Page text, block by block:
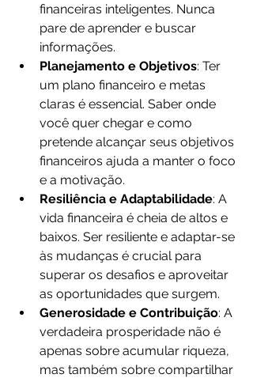
financeiras inteligentes. Nunca
pare de aprender e buscar
informações.
Planejamento e Objetivos: Ter
um plano financeiro e metas
claras é essencial. Saber onde
você quer chegar e como
pretende alcançar seus objetivos
financeiros ajuda a manter o foco
e a motivação.
Resiliência e Adaptabilidade: A
vida financeira é cheia de altos e
baixos. Ser resiliente e adaptar-se
às mudanças é crucial para
superar os desafios e aproveitar
as oportunidades que surgem.
Generosidade e Contribuição: A
verdadeira prosperidade não é
apenas sobre acumular riqueza,
mas também sobre compartilhar